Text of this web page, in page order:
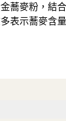
蕎麥粉，結
表示蕎麥含